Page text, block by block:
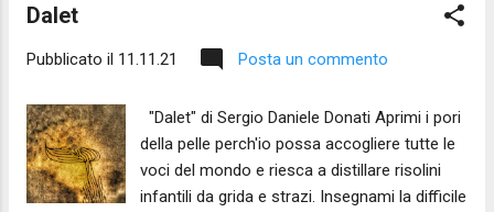
Dalet
Pubblicato il 11.11.21 Posta un commento
"Dalet" di Sergio Daniele Donati Aprimi i pori
della pelle perch'io possa accogliere tutte le
voci del mondo e riesca a distillare risolini
infantili da grida e strazi. Insegnami la difficile